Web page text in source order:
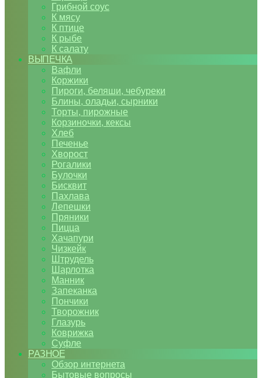
Грибной соус
К мясу
К птице
К рыбе
К салату
ВЫПЕЧКА
Вафли
Коржики
Пироги, беляши, чебуреки
Блины, оладьи, сырники
Торты, пирожные
Корзиночки, кексы
Хлеб
Печенье
Хворост
Рогалики
Булочки
Бисквит
Пахлава
Лепешки
Пряники
Пицца
Хачапури
Чизкейк
Штрудель
Шарлотка
Манник
Запеканка
Пончики
Творожник
Глазурь
Коврижка
Суфле
РАЗНОЕ
Обзор интернета
Бытовые вопросы